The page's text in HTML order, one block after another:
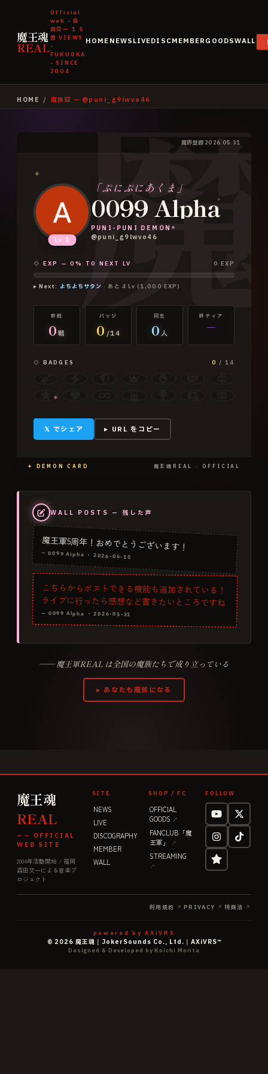
魔王魂
REAL
Official
web - 森
田交一 1.5
億 VIEWS
-
FUKUOKA
- SINCE
2004
HOMENEWSLIVEDISCMEMBERGOODSWALL
HOME / 魔族証 — @puni_g9lwvo46
魔界登録 2026.05.31
✦
✦
✦
Lv 1
「ぷにぷにあくま 」
0099 Alpha
PUNI-PUNI DEMON ●
@puni_g9lwvo46
◇ EXP — 0% TO NEXT LV 0 EXP
▸ Next: よちよちサタン · あと 4 Lv (1,000 EXP)
参戦
0戦
バッジ
0 /14
同志
0人
絆ティア
—
◇ BADGES 0 / 14
𝕏 でシェア ▸ URL をコピー
✦ DEMON CARD 魔王魂REAL · OFFICIAL
WALL POSTS — 残した声
魔王軍5周年！おめでとうございます！
—0099 Alpha ・2026-06-15
ライブに行ったら感想など書きたいところですね
— 0099 Alpha ・2026-05-31
—— 魔王軍REAL は全国の魔族たちで成り立っている
▸ あなたも魔族になる
魔王魂
REAL
—— OFFICIAL
WEB SITE
2004年活動開始 / 福岡
森田交一による音楽プ
ロジェクト
SITE
NEWS
LIVE
DISCOGRAPHY
MEMBER
WALL
SHOP / FC
OFFICIAL
GOODS ↗
FANCLUB「魔
王軍」
↗
STREAMING
↗
FOLLOW
利用規約 ↗ PRIVACY ↗ 特商法 ↗
powered by AXiVRS
© 2026 魔王魂 | JokerSounds Co., Ltd. | AXiVRS™
Designed & Developed by Koichi Morita